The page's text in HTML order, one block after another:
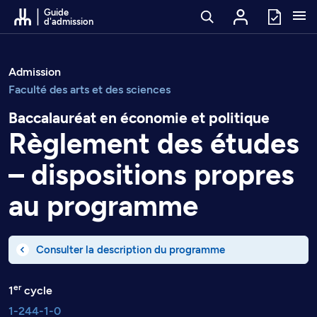
Passer au contenu
Guide
d'admission
Admission
Faculté des arts et des sciences
Baccalauréat en économie et politique
Règlement des études
– dispositions propres
au programme
Consulter la description du programme
1ercycle
1-244-1-0